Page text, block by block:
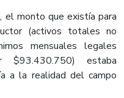
el monto que existía para
(activos totales no
mensuales legales
$93.430.750) estaba
a la realidad del campo